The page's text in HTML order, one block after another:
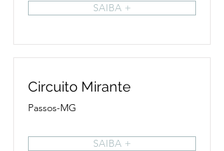
SAIBA +
Circuito Mirante
Passos-MG
SAIBA +